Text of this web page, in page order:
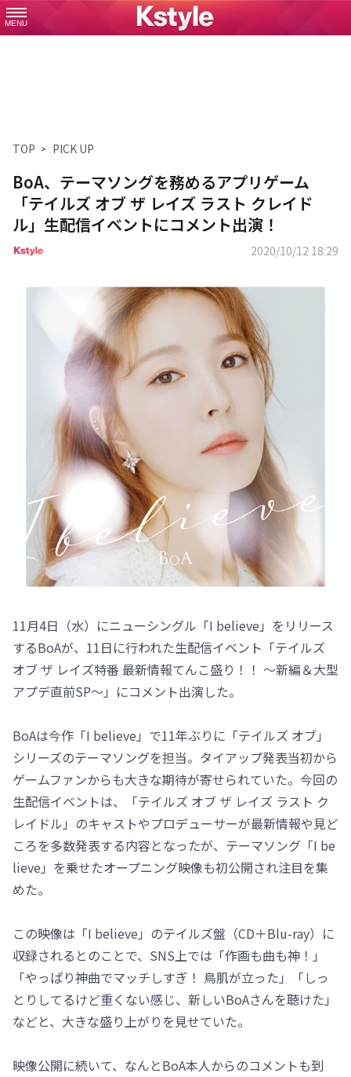
MENU
TOP PICK UP
BoA、テーマソングを務めるアプリゲーム
「テイルズ オブ ザ レイズ ラスト クレイド
ル」生配信イベントにコメント出演！
2020/10/12 18:29
11月4日（水）にニューシングル「I believe」をリリース
するBoAが、11日に行われた生配信イベント「テイルズ
オブ ザ レイズ特番 最新情報てんこ盛り！！ ～新編＆大型
アプデ直前SP～」にコメント出演した。
BoAは今作「I believe」で11年ぶりに「テイルズ オブ」
シリーズのテーマソングを担当。タイアップ発表当初から
ゲームファンからも大きな期待が寄せられていた。今回の
生配信イベントは、「テイルズ オブ ザ レイズ ラスト ク
レイドル」のキャストやプロデューサーが最新情報や見ど
ころを多数発表する内容となったが、テーマソング「I be
lieve」を乗せたオープニング映像も初公開され注目を集
めた。
この映像は「I believe」のテイルズ盤（CD＋Blu-ray）に
収録されるとのことで、SNS上では「作画も曲も神！」
「やっぱり神曲でマッチしすぎ！ 鳥肌が立った」「しっ
とりしてるけど重くない感じ、新しいBoAさんを聴けた」
などと、大きな盛り上がりを見せていた。
映像公開に続いて、なんとBoA本人からのコメントも到